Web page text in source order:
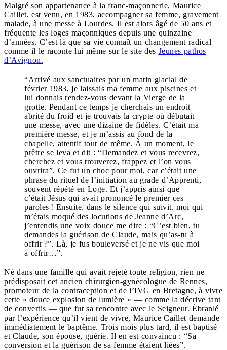
Malgré son appartenance à la franc-maçonnerie, Maurice
Caillet, est venu, en 1983, accompagner sa femme, gravement
malade, à une messe à Lourdes. Il est alors âgé de 50 ans et
fréquente les loges maçonniques depuis une quinzaine
d’années. C’est là que sa vie connaît un changement radical
comme il le raconte lui même sur le site des Jeunes pathos
d’Avignon.
“Arrivé aux sanctuaires par un matin glacial de
février 1983, je laissais ma femme aux piscines et
lui donnais rendez-vous devant la Vierge de la
grotte. Pendant ce temps je cherchais un endroit
abrité du froid et je trouvais la crypte où débutait
une messe, avec une dizaine de fidèles. C’était ma
première messe, et je m’assis au fond de la
chapelle, attentif tout de même. À un moment, le
prêtre se leva et dit : “Demandez et vous recevrez,
cherchez et vous trouverez, frappez et l’on vous
ouvrira”. Ce fut un choc pour moi, car c’était une
phrase du rituel de l’initiation au grade d’Apprenti,
souvent répété en Loge. Et j’appris ainsi que
c’était Jésus qui avait prononcé le premier ces
paroles ! Ensuite, dans le silence qui suivit, moi qui
m’étais moqué des locutions de Jeanne d’Arc,
j’entendis une voix douce me dire : “C’est bien, tu
demandes la guérison de Claude, mais qu’as-tu à
offrir ?”. Là, je fus bouleversé et je ne vis que moi
à offrir…”.
Né dans une famille qui avait rejeté toute religion, rien ne
prédisposait cet ancien chirurgien-gynécologue de Rennes,
promoteur de la contraception et de l’IVG en Bretagne, à vivre
cette « douce explosion de lumière » — comme la décrive tant
de convertis — que fut sa rencontre avec le Seigneur. Ébranlé
par l’expérience qu’il vient de vivre, Maurice Caillet demande
immédiatement le baptême. Trois mois plus tard, il est baptisé
et Claude, son épouse, guérie. Il en est convaincu : “Sa
conversion et la guérison de sa femme étaient liées”.